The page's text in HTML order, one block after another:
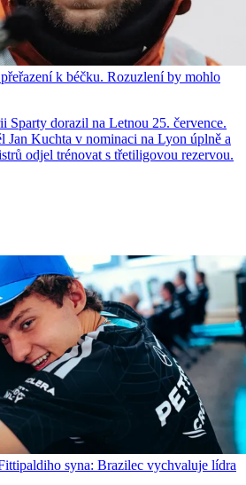
k béčku. Rozuzlení by mohlo
Sparty dorazil na Letnou 25. července.
Jan Kuchta v nominaci na Lyon úplně a
odjel trénovat s třetiligovou rezervou.
syna: Brazilec vychvaluje lídra